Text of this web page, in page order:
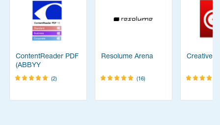
ContentReader PDF
(ABBYY
FineReader)
(2)
Resolume Arena
(16)
Creative